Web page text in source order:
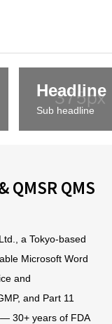
Headline
Sub headline
QMSR QMS
a Tokyo-based
Microsoft Word
and
and Part 11
30+ years of FDA